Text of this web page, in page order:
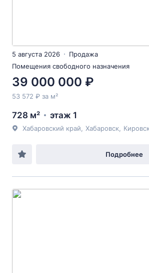
5 августа 2026
Продажа
Помещения свободного назначения
39 000 000 ₽
53 572 ₽ за м²
728 м² этаж 1
Хабаровский край Хабаровск
Подробнее